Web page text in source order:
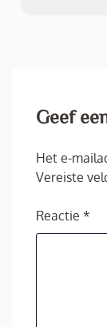
Geef
Het e-
Vereiste
Reactie *